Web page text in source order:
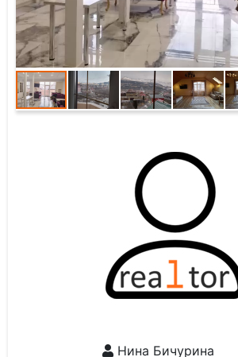
Нина Бичурина